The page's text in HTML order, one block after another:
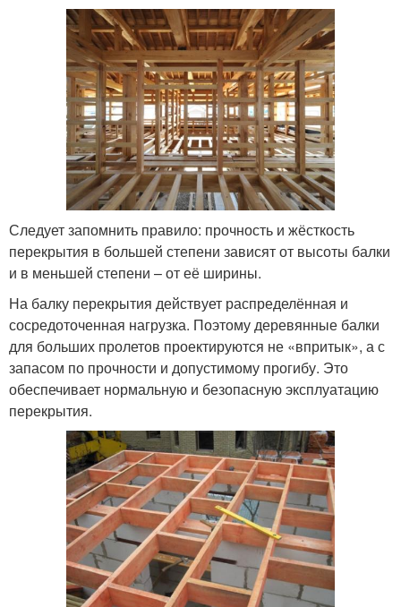
Следует запомнить правило: прочность и жёсткость
перекрытия в большей степени зависят от высоты балки
и в меньшей степени – от её ширины.
На балку перекрытия действует распределённая и
сосредоточенная нагрузка. Поэтому деревянные балки
для больших пролетов проектируются не «впритык», а с
запасом по прочности и допустимому прогибу. Это
обеспечивает нормальную и безопасную эксплуатацию
перекрытия.